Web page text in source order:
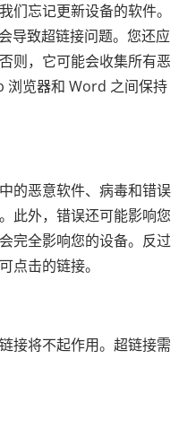
们忘记更新设备的软件。
导致超链接问题。您还应
则，它可能会收集所有恶
浏览器和 Word 之间保持
的恶意软件、病毒和错误
此外，错误还可能影响您
完全影响您的设备。反过
点击的链接。
接将不起作用。超链接需